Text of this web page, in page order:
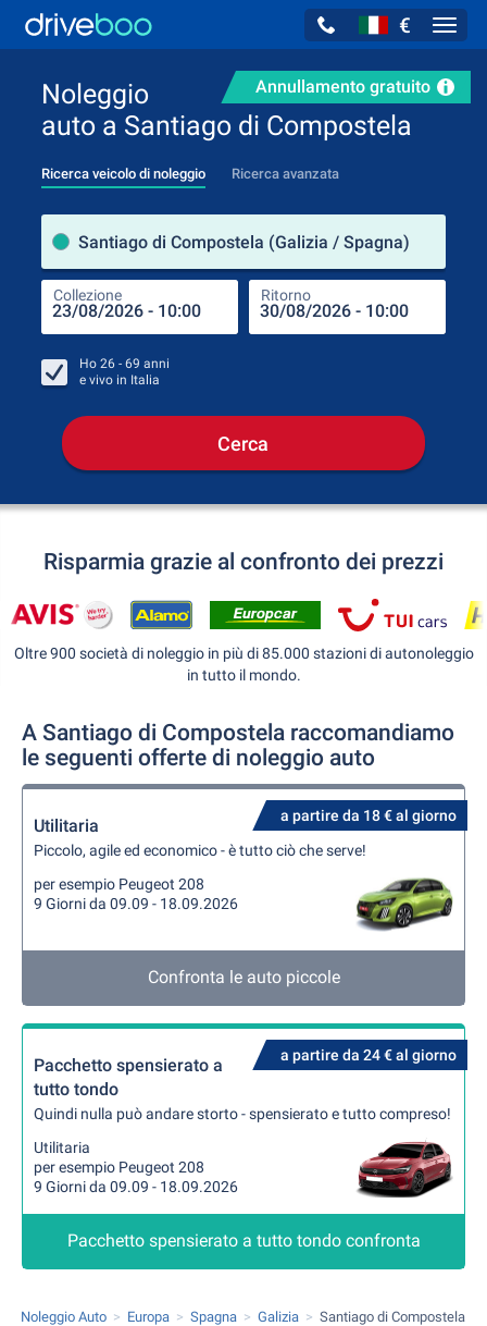
€
Annullamento gratuito
Noleggio
auto a Santiago di Compostela
Ricerca veicolo di noleggio Ricerca avanzata
Santiago di Compostela (Galizia / Spagna)
Collezione Ritorno
Ho 26 - 69 anni
e vivo in Italia
Cerca
Risparmia grazie al confronto dei prezzi
Oltre 900 società di noleggio in più di 85.000 stazioni di autonoleggio
in tutto il mondo.
A Santiago di Compostela raccomandiamo
le seguenti offerte di noleggio auto
a partire da 18 € al giorno
Utilitaria
Piccolo, agile ed economico - è tutto ciò che serve!
per esempio Peugeot 208
9 Giorni da 09.09 - 18.09.2026
Confronta le auto piccole
a partire da 24 € al giorno
Pacchetto spensierato a
tutto tondo
Quindi nulla può andare storto - spensierato e tutto compreso!
Utilitaria
per esempio Peugeot 208
9 Giorni da 09.09 - 18.09.2026
Pacchetto spensierato a tutto tondo confronta
Noleggio Auto Europa Spagna Galizia Santiago di Compostela